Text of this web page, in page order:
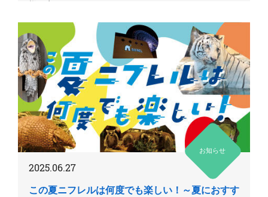
お知らせ
2025.06.27
この夏ニフレルは何度でも楽しい！～夏におすす